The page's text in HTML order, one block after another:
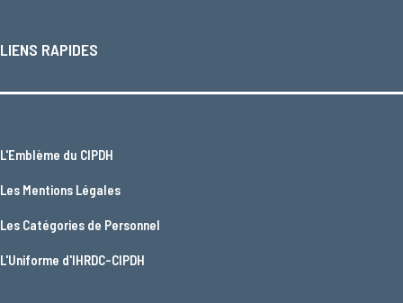
LIENS RAPIDES
L'Emblème du CIPDH
Les Mentions Légales
Les Catégories de Personnel
L'Uniforme d'IHRDC-CIPDH